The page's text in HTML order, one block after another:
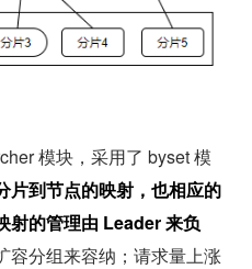
模块，采用了 byset 模
片到节点的映射，也相应的
射的管理由 Leader 来负
容分组来容纳；请求量上涨